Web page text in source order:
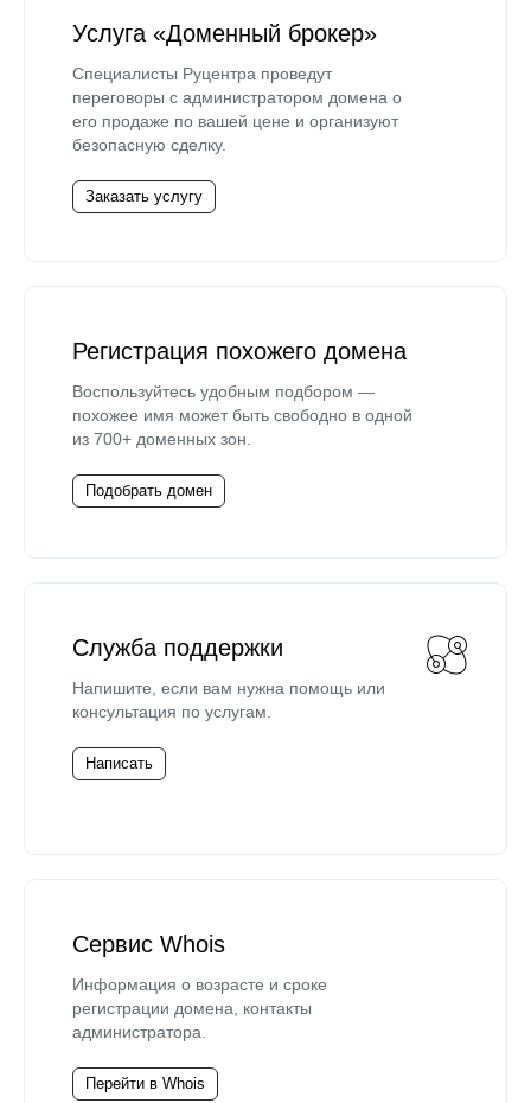
Услуга «Доменный брокер»
Специалисты Руцентра проведут
переговоры с администратором домена о
его продаже по вашей цене и организуют
безопасную сделку.
Заказать услугу
Регистрация похожего домена
Воспользуйтесь удобным подбором —
похожее имя может быть свободно в одной
из 700+ доменных зон.
Подобрать домен
Служба поддержки
Напишите, если вам нужна помощь или
консультация по услугам.
Написать
Сервис Whois
Информация о возрасте и сроке
регистрации домена, контакты
администратора.
Перейти в Whois